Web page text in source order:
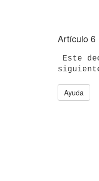
Artículo 6
Ayuda